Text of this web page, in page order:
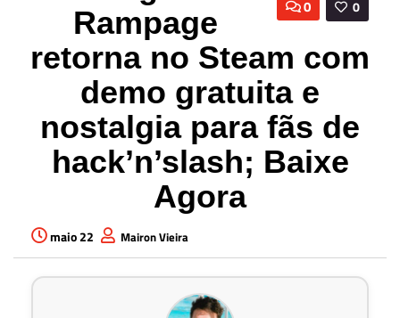
0
0
Rampage
retorna no Steam com
demo gratuita e
nostalgia para fãs de
hack’n’slash; Baixe
Agora
maio 22 Mairon Vieira